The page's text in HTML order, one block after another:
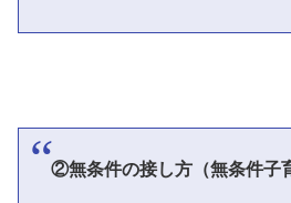
②無条件の接し方（無条件子